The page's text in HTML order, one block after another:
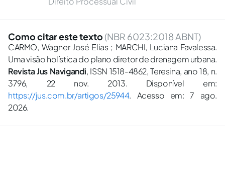
Como citar este texto (NBR 6023:2018 ABNT)
CARMO, Wagner José Elias ; MARCHI, Luciana Favalessa.
Uma visão holística do plano diretor de drenagem urbana.
Revista Jus Navigandi, ISSN 1518-4862, Teresina, ano 18, n.
3796, 22 nov. 2013. Disponível em:
https://jus.com.br/artigos/25944. Acesso em: 7 ago.
2026.